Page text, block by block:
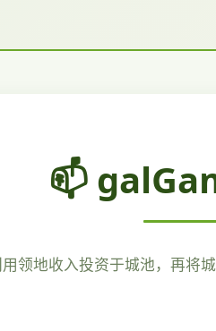
📫
领地收入投资于城池，再将